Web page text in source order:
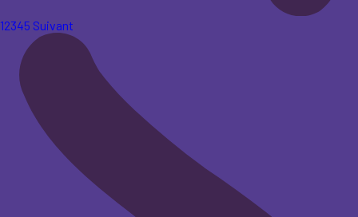
12345 Suivant